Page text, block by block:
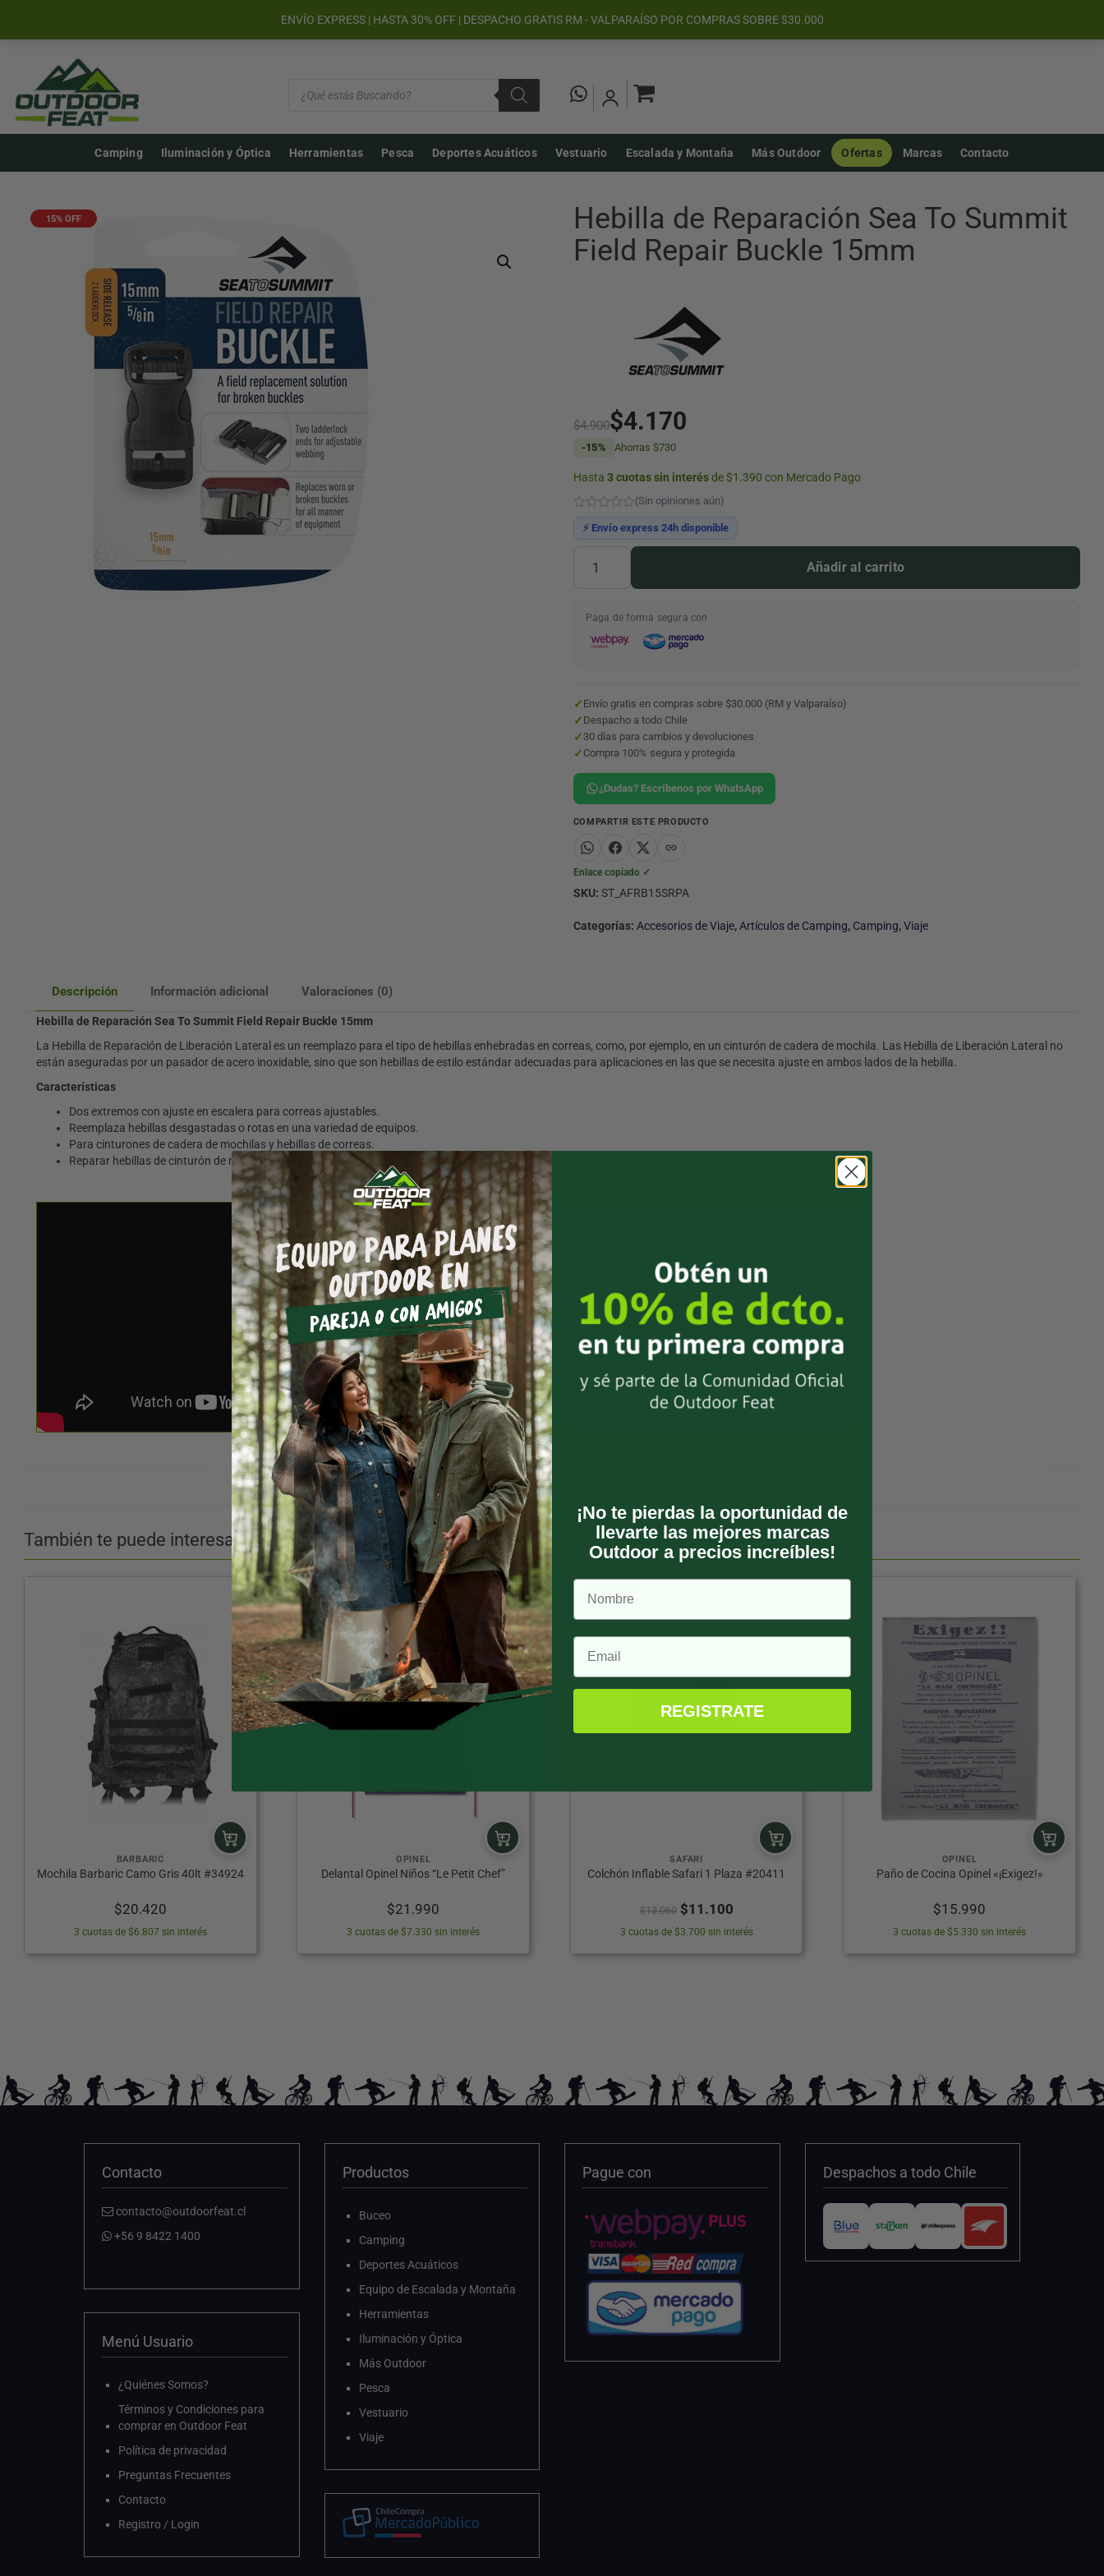
Camping Iluminación y Óptica Herramientas Pesca Deportes Acuáticos Vestuario Escalada y Montaña Más Outdoor Ofertas Marcas Contacto
15% OFF
Hebilla de Reparación Sea To Summit
Field Repair Buckle 15mm
$4.900
El
precio
original
era:
$4.900.
$4.170
El
precio
actual
es:
$4.170.
-15% Ahorras $730
Hasta 3 cuotas sin interésde $1.390 con Mercado Pago
(Sin opiniones aún)
⚡ Envío express 24h disponible
Reparación
Summit
Field
15mm
cantidad
Añadir al carrito
Paga de forma segura con
✓ Envío gratis en compras sobre $30.000 (RM y Valparaíso)
✓ Despacho a todo Chile
✓ 30 días para cambios y devoluciones
✓ Compra 100% segura y protegida
¿Dudas? Escríbenos por WhatsApp
COMPARTIR ESTE PRODUCTO
Enlace copiado ✓
SKU: ST_AFRB15SRPA
Categorías: Accesorios de Viaje,Artículos de Camping, Camping,Viaje
Descripción Información adicional Valoraciones (0)
Hebilla de Reparación Sea To Summit Field Repair Buckle 15mm
La Hebilla de Reparación de Liberación Lateral es un reemplazo para el tipo de hebillas enhebradas en correas, como, por ejemplo, en un cinturón de cadera de mochila. Las Hebilla de Liberación Lateral no
están aseguradas por un pasador de acero inoxidable, sino que son hebillas de estilo estándar adecuadas para aplicaciones en las que se necesita ajuste en ambos lados de la hebilla.
Características
Dos extremos con ajuste en escalera para correas ajustables.
Reemplaza hebillas desgastadas o rotas en una variedad de equipos.
Para cinturones de cadera de mochilas y hebillas de correas.
Reparar hebillas de cinturón de mochila y hebillas de correa de mochila rotas
También te puede interesar
BARBARIC
Mochila Barbaric Camo Gris 40lt #34924
$20.420
3 cuotas de $6.807 sin interés
OPINEL
Delantal Opinel Niños “Le Petit Chef”
$21.990
3 cuotas de $7.330 sin interés
15% OFF
SAFARI
Colchón Inflable Safari 1 Plaza #20411
$13.060 El
precio
$11.100El
precio
3 cuotas de $3.700 sin interés
OPINEL
Paño de Cocina Opinel «¡Exigez!»
$15.990
3 cuotas de $5.330 sin interés
Contacto
contacto@outdoorfeat.cl
+56 9 8422 1400
Menú Usuario
¿Quiénes Somos?
Términos y Condiciones para
comprar en Outdoor Feat
Política de privacidad
Preguntas Frecuentes
Contacto
Registro / Login
Productos
Buceo
Camping
Deportes Acuáticos
Equipo de Escalada y Montaña
Herramientas
Iluminación y Óptica
Más Outdoor
Pesca
Vestuario
Viaje
Pague con Despachos a todo Chile
ENVÍO EXPRESS | HASTA 30% OFF | DESPACHO GRATIS RM - VALPARAÍSO POR COMPRAS SOBRE $30.000
¡No te pierdas la oportunidad de
llevarte las mejores marcas
Outdoor a precios increíbles!
REGISTRATE